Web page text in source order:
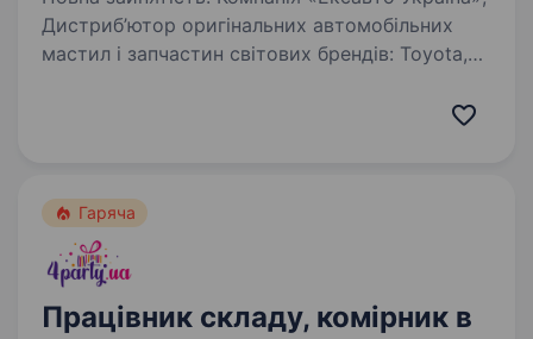
Дистриб’ютор оригінальних автомобільних
мастил і запчастин світових брендів: Toyota,
Гаряча
Працівник складу, комірник в